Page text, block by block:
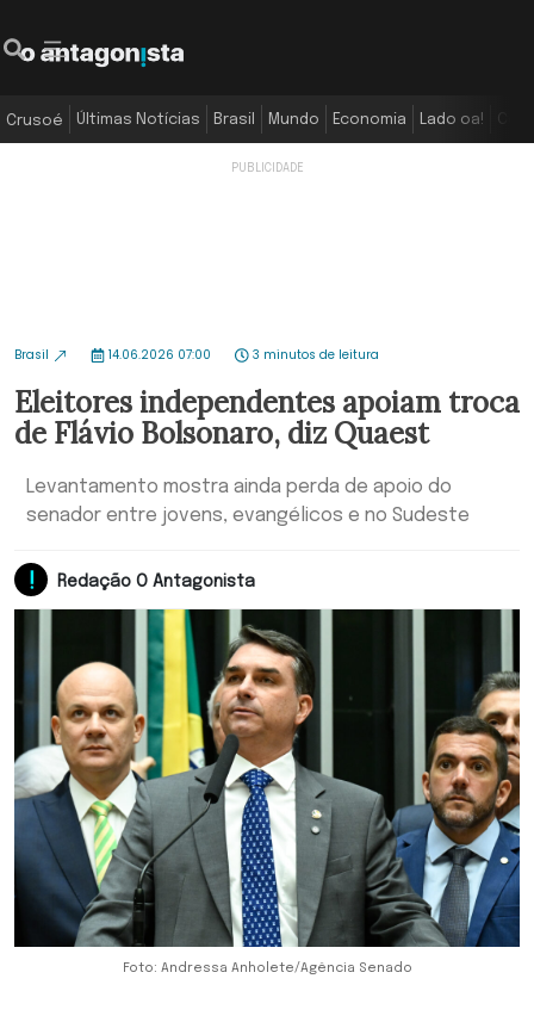
Crusoé Últimas Notícias Brasil Mundo Economia Lado oa!
Brasil 14.06.2026 07:00 3 minutos de leitura
Eleitores independentes apoiam troca
de Flávio Bolsonaro, diz Quaest
Levantamento mostra ainda perda de apoio do
senador entre jovens, evangélicos e no Sudeste
Redação O Antagonista
Foto: Andressa Anholete/Agência Senado